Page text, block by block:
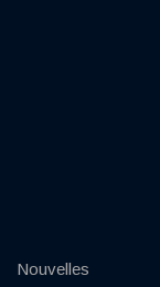
Nouvelles